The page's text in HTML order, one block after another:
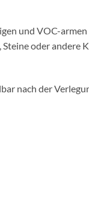
und VOC-
oder
nach der